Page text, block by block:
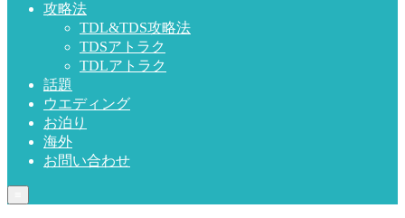
攻略法
TDL&TDS攻略法
TDSアトラク
TDLアトラク
話題
ウエディング
お泊り
海外
お問い合わせ